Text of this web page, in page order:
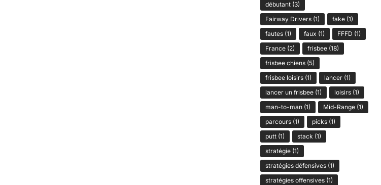
débutant(3)
Fairway Drivers(1) fake(1)
fautes(1) faux (1) FFFD (1)
France(2) frisbee(18)
frisbee chiens(5)
frisbee loisirs(1) lancer(1)
lancer un frisbee(1) loisirs(1)
man-to-man(1) Mid-Range(1)
parcours(1) picks(1)
putt(1) stack (1)
stratégie(1)
stratégies défensives(1)
stratégies offensives(1)